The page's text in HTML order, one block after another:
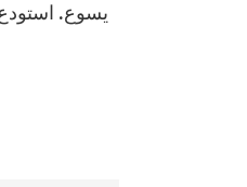
يسوع. استودع